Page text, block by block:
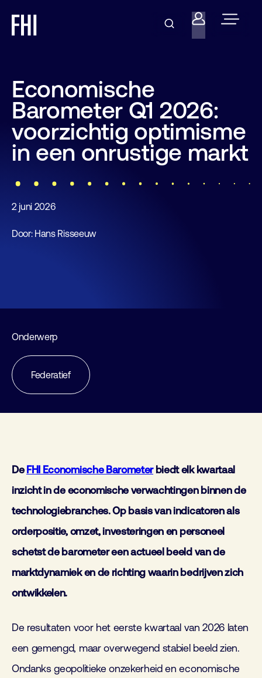
Economische
Barometer Q1 2026:
voorzichtig optimisme
in een onrustige markt
2 juni 2026
Door: Hans Risseeuw
Onderwerp
Federatief
De FHI Economische Barometerbiedt elk kwartaal
inzicht in de economische verwachtingen binnen de
technologiebranches. Op basis van indicatoren als
orderpositie, omzet, investeringen en personeel
schetst de barometer een actueel beeld van de
marktdynamiek en de richting waarin bedrijven zich
ontwikkelen.
De resultaten voor het eerste kwartaal van 2026 laten
een gemengd, maar overwegend stabiel beeld zien.
Ondanks geopolitieke onzekerheid en economische